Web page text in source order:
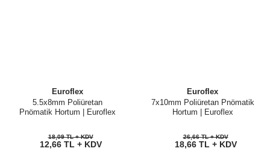
Euroflex
5.5x8mm Poliüretan
Pnömatik Hortum | Euroflex
18,09 TL + KDV
12,66 TL + KDV
Euroflex
7x10mm Poliüretan Pnömatik
Hortum | Euroflex
26,66 TL + KDV
18,66 TL + KDV